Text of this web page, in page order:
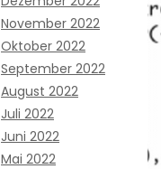
November 2022
Oktober 2022
September 2022
August 2022
Juli 2022
Juni 2022
Mai 2022